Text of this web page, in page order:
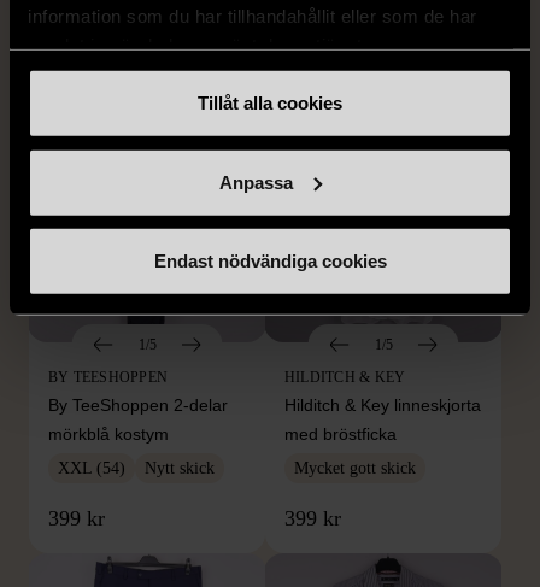
information som du har tillhandahållit eller som de har
Tillåt alla cookies
Anpassa
Endast nödvändiga cookies
L (50) Gott skick
259 kr
Mycket gott skick
279 kr
1/5
BY TEESHOPPEN
By TeeShoppen 2-delar
mörkblå kostym
XXL (54) Nytt skick
399 kr
1/5
HILDITCH & KEY
Hilditch & Key linneskjorta
med bröstficka
Mycket gott skick
399 kr